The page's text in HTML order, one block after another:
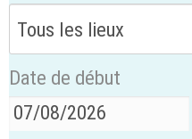
Date de début